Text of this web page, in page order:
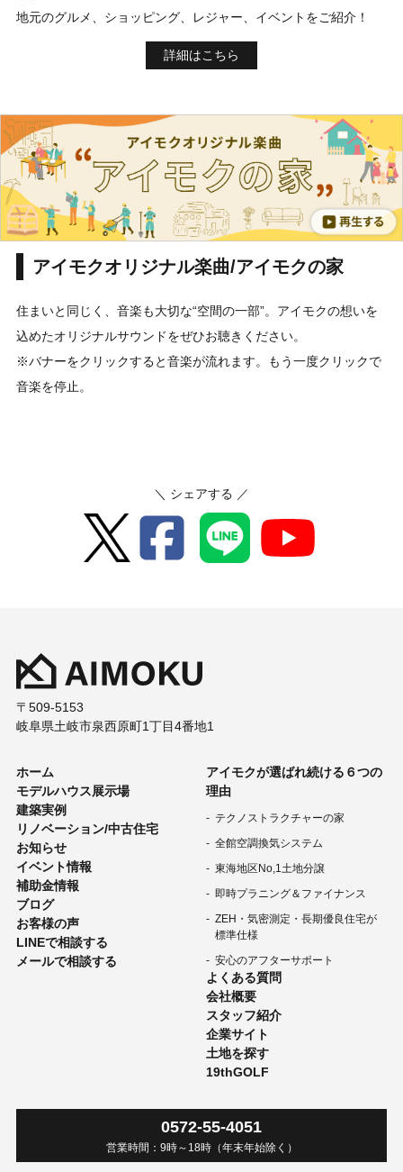
地元のグルメ、ショッピング、レジャー、イベントをご紹介！
詳細はこちら
アイモクオリジナル楽曲/アイモクの家
住まいと同じく、音楽も大切な“空間の一部”。アイモクの想いを
込めたオリジナルサウンドをぜひお聴きください。
※バナーをクリックすると音楽が流れます。もう一度クリックで
音楽を停止。
＼ シェアする ／
〒509-5153
岐阜県土岐市泉西原町1丁目4番地1
ホーム
モデルハウス展示場
建築実例
リノベーション/中古住宅
お知らせ
イベント情報
補助金情報
ブログ
お客様の声
LINEで相談する
メールで相談する
アイモクが選ばれ続ける６つの
理由
テクノストラクチャーの家
全館空調換気システム
東海地区No,1土地分譲
即時プラニング＆ファイナンス
ZEH・気密測定・長期優良住宅が
標準仕様
安心のアフターサポート
よくある質問
会社概要
スタッフ紹介
企業サイト
土地を探す
19thGOLF
0572-55-4051
営業時間： 9時～ 18時（年末年始除く）